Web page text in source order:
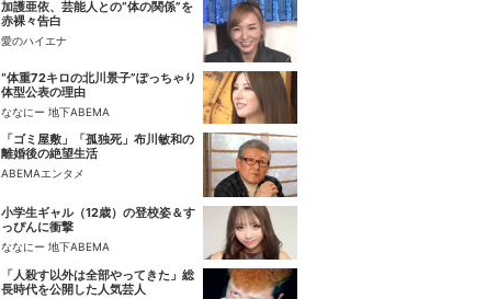
加護亜依、芸能人との“体の関係”を
赤裸々告白
愛のハイエナ
“体重72キロの北川景子”ぽっちゃり
体型公表の理由
ななにー 地下ABEMA
「ゴミ屋敷」「孤独死」布川敏和の
離婚後の絶望生活
ABEMAエンタメ
小学生ギャル（12歳）の登校姿＆す
っぴんに衝撃
ななにー 地下ABEMA
「人殺す以外は全部やってきた」総
長時代を公開した人気芸人